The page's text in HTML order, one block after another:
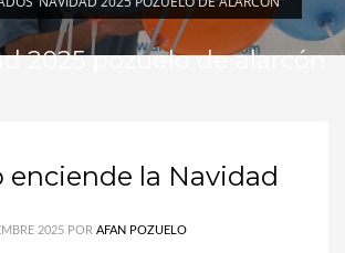
2025 pozuelo de alarcón
enciende la Navidad
2025 POR AFAN POZUELO